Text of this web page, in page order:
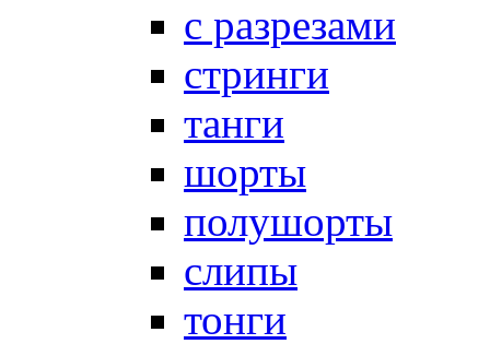
с разрезами
стринги
танги
шорты
полушорты
слипы
тонги